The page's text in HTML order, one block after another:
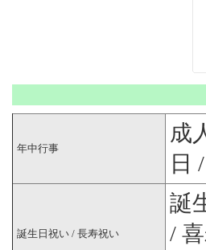
年中行事
成
日
誕生日祝い / 長寿祝い
誕
/